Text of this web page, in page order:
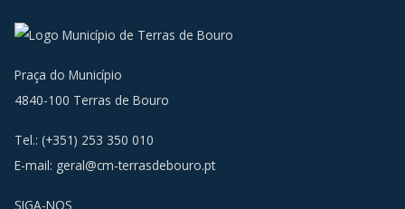
Praça do Município
4840-100 Terras de Bouro
Tel.: (+351) 253 350 010
E-mail: geral@cm-terrasdebouro.pt
SIGA-NOS